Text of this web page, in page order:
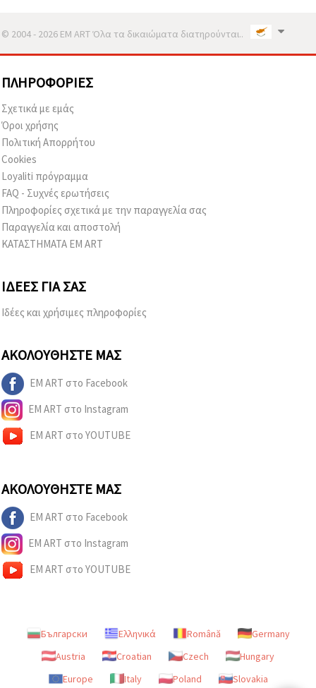
© 2004 - 2026 EM ART Όλα τα δικαιώματα διατηρούνται..
ΠΛΗΡΟΦΟΡΊΕΣ
Σχετικά με εμάς
Όροι χρήσης
Πολιτική Απορρήτου
Cookies
Loyaliti πρόγραμμα
FAQ - Συχνές ερωτήσεις
Πληροφορίες σχετικά με την παραγγελία σας
Παραγγελία και αποστολή
ΚΑΤΑΣΤΗΜΑΤΑ EM ART
ΙΔΈΕΣ ΓΙΑ ΣΑΣ
Ιδέες και χρήσιμες πληροφορίες
ΑΚΟΛΟΥΘΉΣΤΕ ΜΑΣ
EM ART στο Facebook
EM ART στο Instagram
EM ART στο YOUTUBE
ΑΚΟΛΟΥΘΉΣΤΕ ΜΑΣ
EM ART στο Facebook
EM ART στο Instagram
EM ART στο YOUTUBE
Български Ελληνικά Română
Germany
Austria
Croatian Czech
Hungary
Europe
Italy Poland Slovakia